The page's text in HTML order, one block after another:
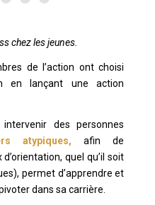
chez les jeunes.
de l’action ont choisi
en lançant une action
des personnes
atypiques,afin de
quel qu’il soit
permet d’apprendre et
dans sa carrière.